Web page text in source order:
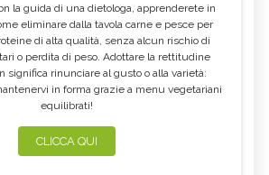
la guida di una dietologa, apprenderete in
eliminare dalla tavola carne e pesce per
di alta qualità, senza alcun rischio di
o perdita di peso. Adottare la rettitudine
significa rinunciare al gusto o alla varietà:
in forma grazie a menu vegetariani
equilibrati!
CLICCA QUI